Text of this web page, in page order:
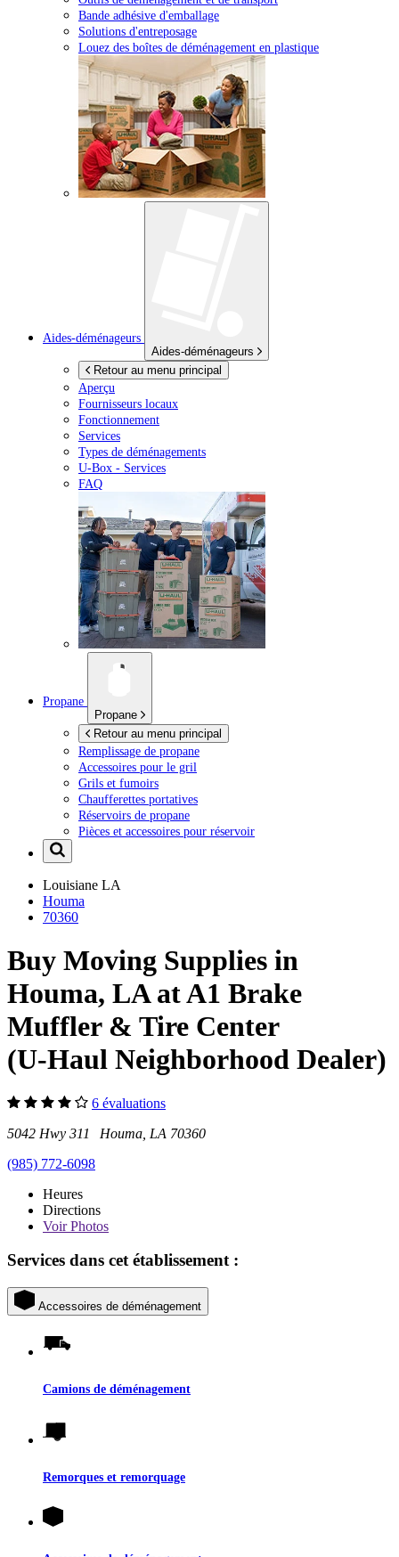
Bande adhésive d'emballage
Solutions d'entreposage
Louez des boîtes de déménagement en plastique
Aides-déménageurs
Aides-déménageurs
Retour au menu principal
Aperçu
Fournisseurs locaux
Fonctionnement
Services
Types de déménagements
U-Box - Services
FAQ
Propane
Propane
Retour au menu principal
Remplissage de propane
Accessoires pour le gril
Grils et fumoirs
Chaufferettes portatives
Réservoirs de propane
Pièces et accessoires pour réservoir
Louisiane LA
Houma
70360
Buy Moving Supplies in
Houma, LA at A1 Brake
Muffler & Tire Center
(U-Haul Neighborhood Dealer)
6 évaluations
5042 Hwy 311 Houma, LA 70360
(985) 772-6098
Heures
Directions
VoirPhotos
Services dans cet établissement :
Accessoires de déménagement
Camions de déménagement
Remorques et remorquage